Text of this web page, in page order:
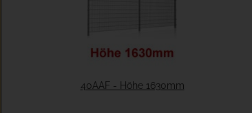
40AAF - Höhe 1630mm